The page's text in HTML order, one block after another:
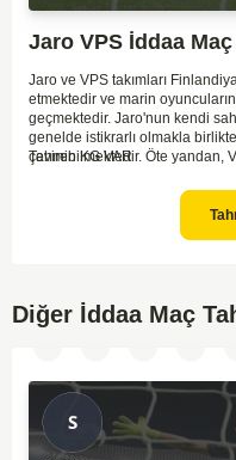
Jaro VPS İddaa
Jaro ve VPS takımları
etmektedir ve marin
geçmektedir. Jaro'nun kendi
genelde istikrarlı olmakla
çevirebilmektedir. Öte yandan,
anlar yakalayabilmektedir. İki
alındığında, maçın dengede
şansı bulunmaktadır. Özellikle
Tahmin KG VAR
Diğer İddaa Maç